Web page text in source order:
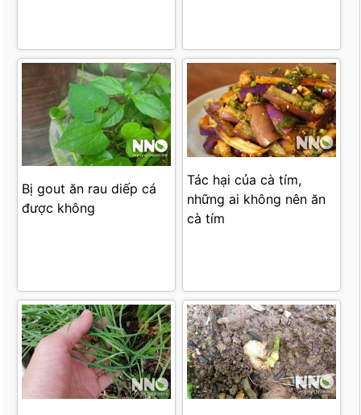
Bị gout ăn rau diếp cá
được không
Tác hại của cà tím,
những ai không nên ăn
cà tím